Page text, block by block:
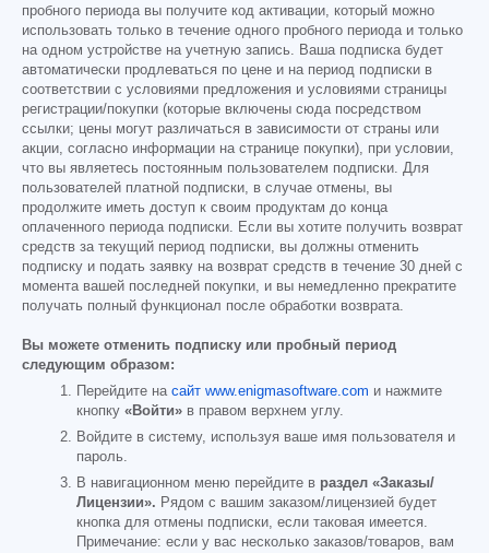
пробного периода вы получите код активации, который можно
использовать только в течение одного пробного периода и только
на одном устройстве на учетную запись. Ваша подписка будет
автоматически продлеваться по цене и на период подписки в
соответствии с условиями предложения и условиями страницы
регистрации/покупки (которые включены сюда посредством
ссылки; цены могут различаться в зависимости от страны или
акции, согласно информации на странице покупки), при условии,
что вы являетесь постоянным пользователем подписки. Для
пользователей платной подписки, в случае отмены, вы
продолжите иметь доступ к своим продуктам до конца
оплаченного периода подписки. Если вы хотите получить возврат
средств за текущий период подписки, вы должны отменить
подписку и подать заявку на возврат средств в течение 30 дней с
момента вашей последней покупки, и вы немедленно прекратите
получать полный функционал после обработки возврата.
Вы можете отменить подписку или пробный период
следующим образом:
Перейдите на сайт www.enigmasoftware.com и нажмите
кнопку «Войти» в правом верхнем углу.
Войдите в систему, используя ваше имя пользователя и
пароль.
В навигационном меню перейдите в раздел «Заказы/
Лицензии». Рядом с вашим заказом/лицензией будет
кнопка для отмены подписки, если таковая имеется.
Примечание: если у вас несколько заказов/товаров, вам